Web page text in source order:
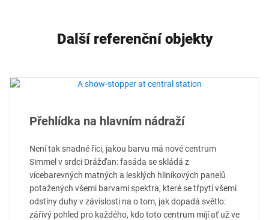
Další referenční objekty
Přehlídka na hlavním nádraží
Není tak snadné říci, jakou barvu má nové centrum
Simmel v srdci Drážďan: fasáda se skládá z
vícebarevných matných a lesklých hliníkových panelů
potažených všemi barvami spektra, které se třpytí všemi
odstíny duhy v závislosti na o tom, jak dopadá světlo:
zářivý pohled pro každého, kdo toto centrum míjí ať už ve